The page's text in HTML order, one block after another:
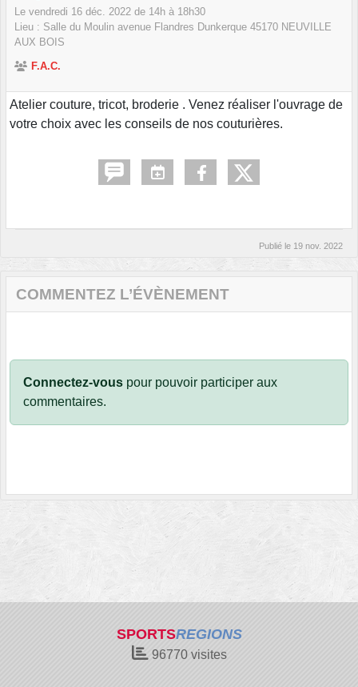
Le vendredi 16 déc. 2022 de 14h à 18h30
Lieu : Salle du Moulin avenue Flandres Dunkerque 45170 NEUVILLE
AUX BOIS
F.A.C.
Atelier couture, tricot, broderie . Venez réaliser l'ouvrage de
votre choix avec les conseils de nos couturières.
Publié le 19 nov. 2022
COMMENTEZ L’ÉVÈNEMENT
Connectez-vous pour pouvoir participer aux
commentaires.
SPORTSREGIONS
96770visites